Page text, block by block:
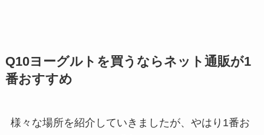
Q10ヨーグルトを買うならネット通販が1
番おすすめ
様々な場所を紹介していきましたが、やはり1番お